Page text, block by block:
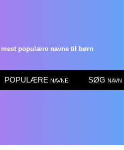
mest populære navne til børn
POPULÆRE navne SØG navn